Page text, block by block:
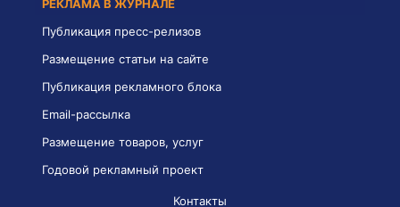
РЕКЛАМА В ЖУРНАЛЕ
Публикация пресс-релизов
Размещение статьи на сайте
Публикация рекламного блока
Email-рассылка
Размещение товаров, услуг
Годовой рекламный проект
Контакты